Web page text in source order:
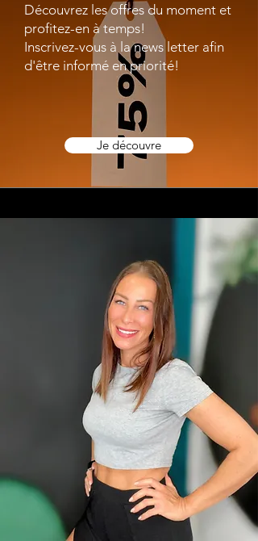
Découvrez les offres du moment et
profitez-en à temps!
Inscrivez-vous à la news letter afin
d'être informé enpriorité!
Je découvre